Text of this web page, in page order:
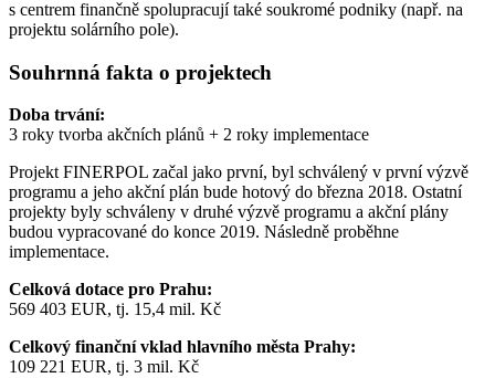
s centrem finančně spolupracují také soukromé podniky (např. na
projektu solárního pole).
Souhrnná fakta o projektech
Doba trvání:
3 roky tvorba akčních plánů + 2 roky implementace
Projekt FINERPOL začal jako první, byl schválený v první výzvě
programu a jeho akční plán bude hotový do března 2018. Ostatní
projekty byly schváleny v druhé výzvě programu a akční plány
budou vypracované do konce 2019. Následně proběhne
implementace.
Celková dotace pro Prahu:
569 403 EUR, tj. 15,4 mil. Kč
Celkový finanční vklad hlavního města Prahy:
109 221 EUR, tj. 3 mil. Kč